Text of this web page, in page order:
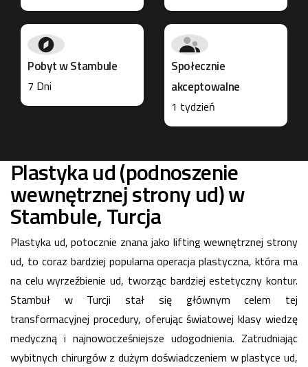
Pobyt w Stambule
7 Dni
Społecznie
akceptowalne
1 tydzień
Plastyka ud (podnoszenie
wewnętrznej strony ud) w
Stambule, Turcja
Plastyka ud, potocznie znana jako lifting wewnętrznej strony
ud, to coraz bardziej popularna operacja plastyczna, która ma
na celu wyrzeźbienie ud, tworząc bardziej estetyczny kontur.
Stambuł w Turcji stał się głównym celem tej
transformacyjnej procedury, oferując światowej klasy wiedzę
medyczną i najnowocześniejsze udogodnienia. Zatrudniając
wybitnych chirurgów z dużym doświadczeniem w plastyce ud,